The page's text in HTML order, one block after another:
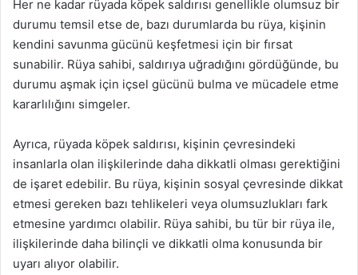
Her ne kadar rüyada köpek saldırısı genellikle olumsuz bir
durumu temsil etse de, bazı durumlarda bu rüya, kişinin
kendini savunma gücünü keşfetmesi için bir fırsat
sunabilir. Rüya sahibi, saldırıya uğradığını gördüğünde, bu
durumu aşmak için içsel gücünü bulma ve mücadele etme
kararlılığını simgeler.
Ayrıca, rüyada köpek saldırısı, kişinin çevresindeki
insanlarla olan ilişkilerinde daha dikkatli olması gerektiğini
de işaret edebilir. Bu rüya, kişinin sosyal çevresinde dikkat
etmesi gereken bazı tehlikeleri veya olumsuzlukları fark
etmesine yardımcı olabilir. Rüya sahibi, bu tür bir rüya ile,
ilişkilerinde daha bilinçli ve dikkatli olma konusunda bir
uyarı alıyor olabilir.